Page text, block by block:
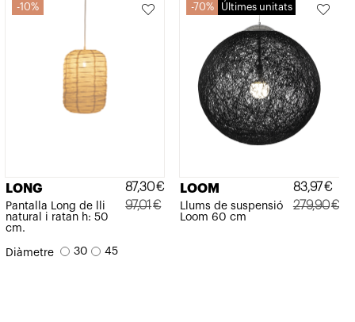
10%
LONG
Pantalla Long de lli
natural i ratan h: 50
cm.
97,01€
87,30€
Diàmetre 30 45
70% Últimes unitats
LOOM
Llums de suspensió
Loom 60 cm
279,90€
83,97€